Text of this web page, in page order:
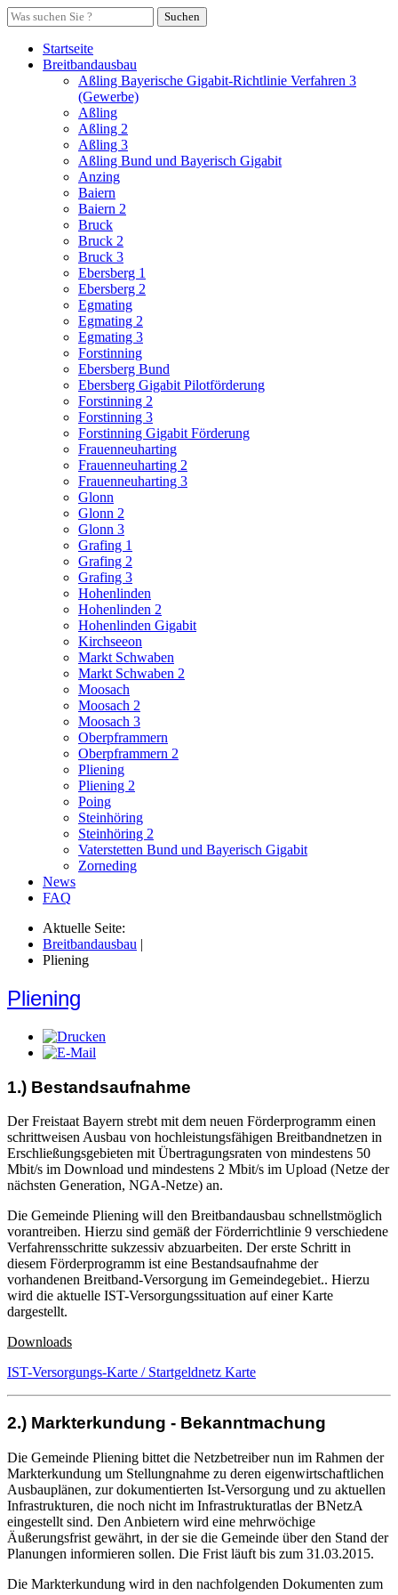
Suchen
Startseite
Breitbandausbau
Aßling Bayerische Gigabit-Richtlinie Verfahren 3
(Gewerbe)
Aßling
Aßling 2
Aßling 3
Aßling Bund und Bayerisch Gigabit
Anzing
Baiern
Baiern 2
Bruck
Bruck 2
Bruck 3
Ebersberg 1
Ebersberg 2
Egmating
Egmating 2
Egmating 3
Forstinning
Ebersberg Bund
Ebersberg Gigabit Pilotförderung
Forstinning 2
Forstinning 3
Forstinning Gigabit Förderung
Frauenneuharting
Frauenneuharting 2
Frauenneuharting 3
Glonn
Glonn 2
Glonn 3
Grafing 1
Grafing 2
Grafing 3
Hohenlinden
Hohenlinden 2
Hohenlinden Gigabit
Kirchseeon
Markt Schwaben
Markt Schwaben 2
Moosach
Moosach 2
Moosach 3
Oberpframmern
Oberpframmern 2
Pliening
Pliening 2
Poing
Steinhöring
Steinhöring 2
Vaterstetten Bund und Bayerisch Gigabit
Zorneding
News
FAQ
Aktuelle Seite:
Breitbandausbau |
Pliening
Pliening
1.) Bestandsaufnahme
Der Freistaat Bayern strebt mit dem neuen Förderprogramm einen
schrittweisen Ausbau von hochleistungsfähigen Breitbandnetzen in
Erschließungsgebieten mit Übertragungsraten von mindestens 50
Mbit/s im Download und mindestens 2 Mbit/s im Upload (Netze der
nächsten Generation, NGA-Netze) an.
Die Gemeinde Pliening will den Breitbandausbau schnellstmöglich
vorantreiben. Hierzu sind gemäß der Förderrichtlinie 9 verschiedene
Verfahrensschritte sukzessiv abzuarbeiten. Der erste Schritt in
diesem Förderprogramm ist eine Bestandsaufnahme der
vorhandenen Breitband-Versorgung im Gemeindegebiet.. Hierzu
wird die aktuelle IST-Versorgungssituation auf einer Karte
dargestellt.
Downloads
IST-Versorgungs-Karte / Startgeldnetz Karte
2.) Markterkundung - Bekanntmachung
Die Gemeinde Pliening bittet die Netzbetreiber nun im Rahmen der
Markterkundung um Stellungnahme zu deren eigenwirtschaftlichen
Ausbauplänen, zur dokumentierten Ist-Versorgung und zu aktuellen
Infrastrukturen, die noch nicht im Infrastrukturatlas der BNetzA
eingestellt sind. Den Anbietern wird eine mehrwöchige
Äußerungsfrist gewährt, in der sie die Gemeinde über den Stand der
Planungen informieren sollen. Die Frist läuft bis zum 31.03.2015.
Die Markterkundung wird in den nachfolgenden Dokumenten zum